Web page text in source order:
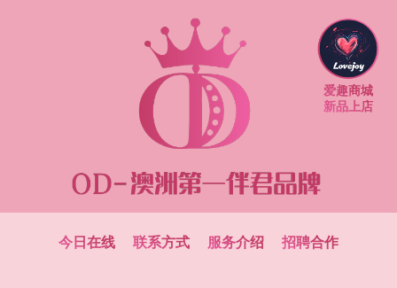
今日在线 联系方式 服务介绍 招聘合作
爱趣商城
新品上店